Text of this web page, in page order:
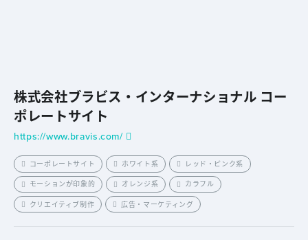
株式会社ブラビス・インターナショナル コー
ポレートサイト
https://www.bravis.com/
コーポレートサイト ホワイト系
レッド・ピンク系
モーションが印象的
オレンジ系
カラフル
クリエイティブ制作
広告・マーケティング